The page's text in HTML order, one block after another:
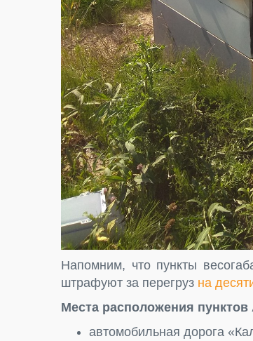
Напомним, что пункты
штрафуют за перегруз на
Места расположения
автомобильная дорога